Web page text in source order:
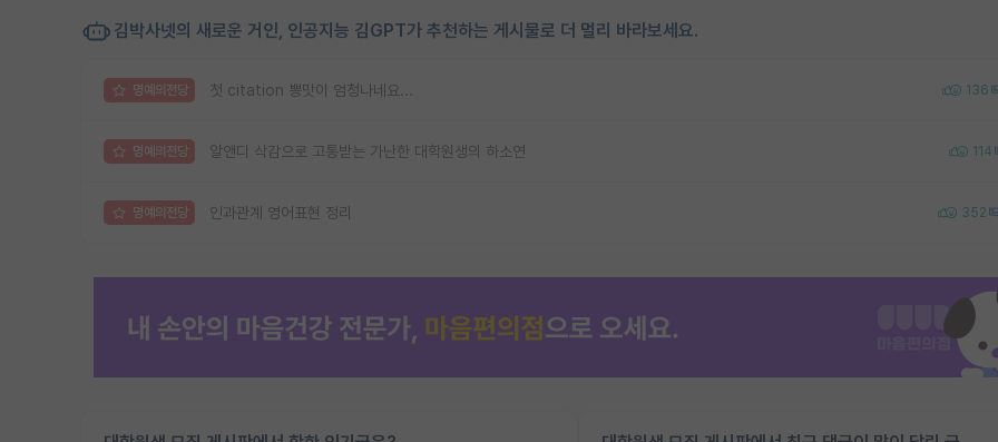
김박사넷의 새로운 거인, 인공지능 김GPT가 추천하는 게시물로 더 멀리 바라보세요.
명예의전당 첫 citation 뽕맛이 엄청나네요... 136
명예의전당 알앤디 삭감으로 고통받는 가난한 대학원생의 하소연 114
명예의전당 인과관계 영어표현 정리 352